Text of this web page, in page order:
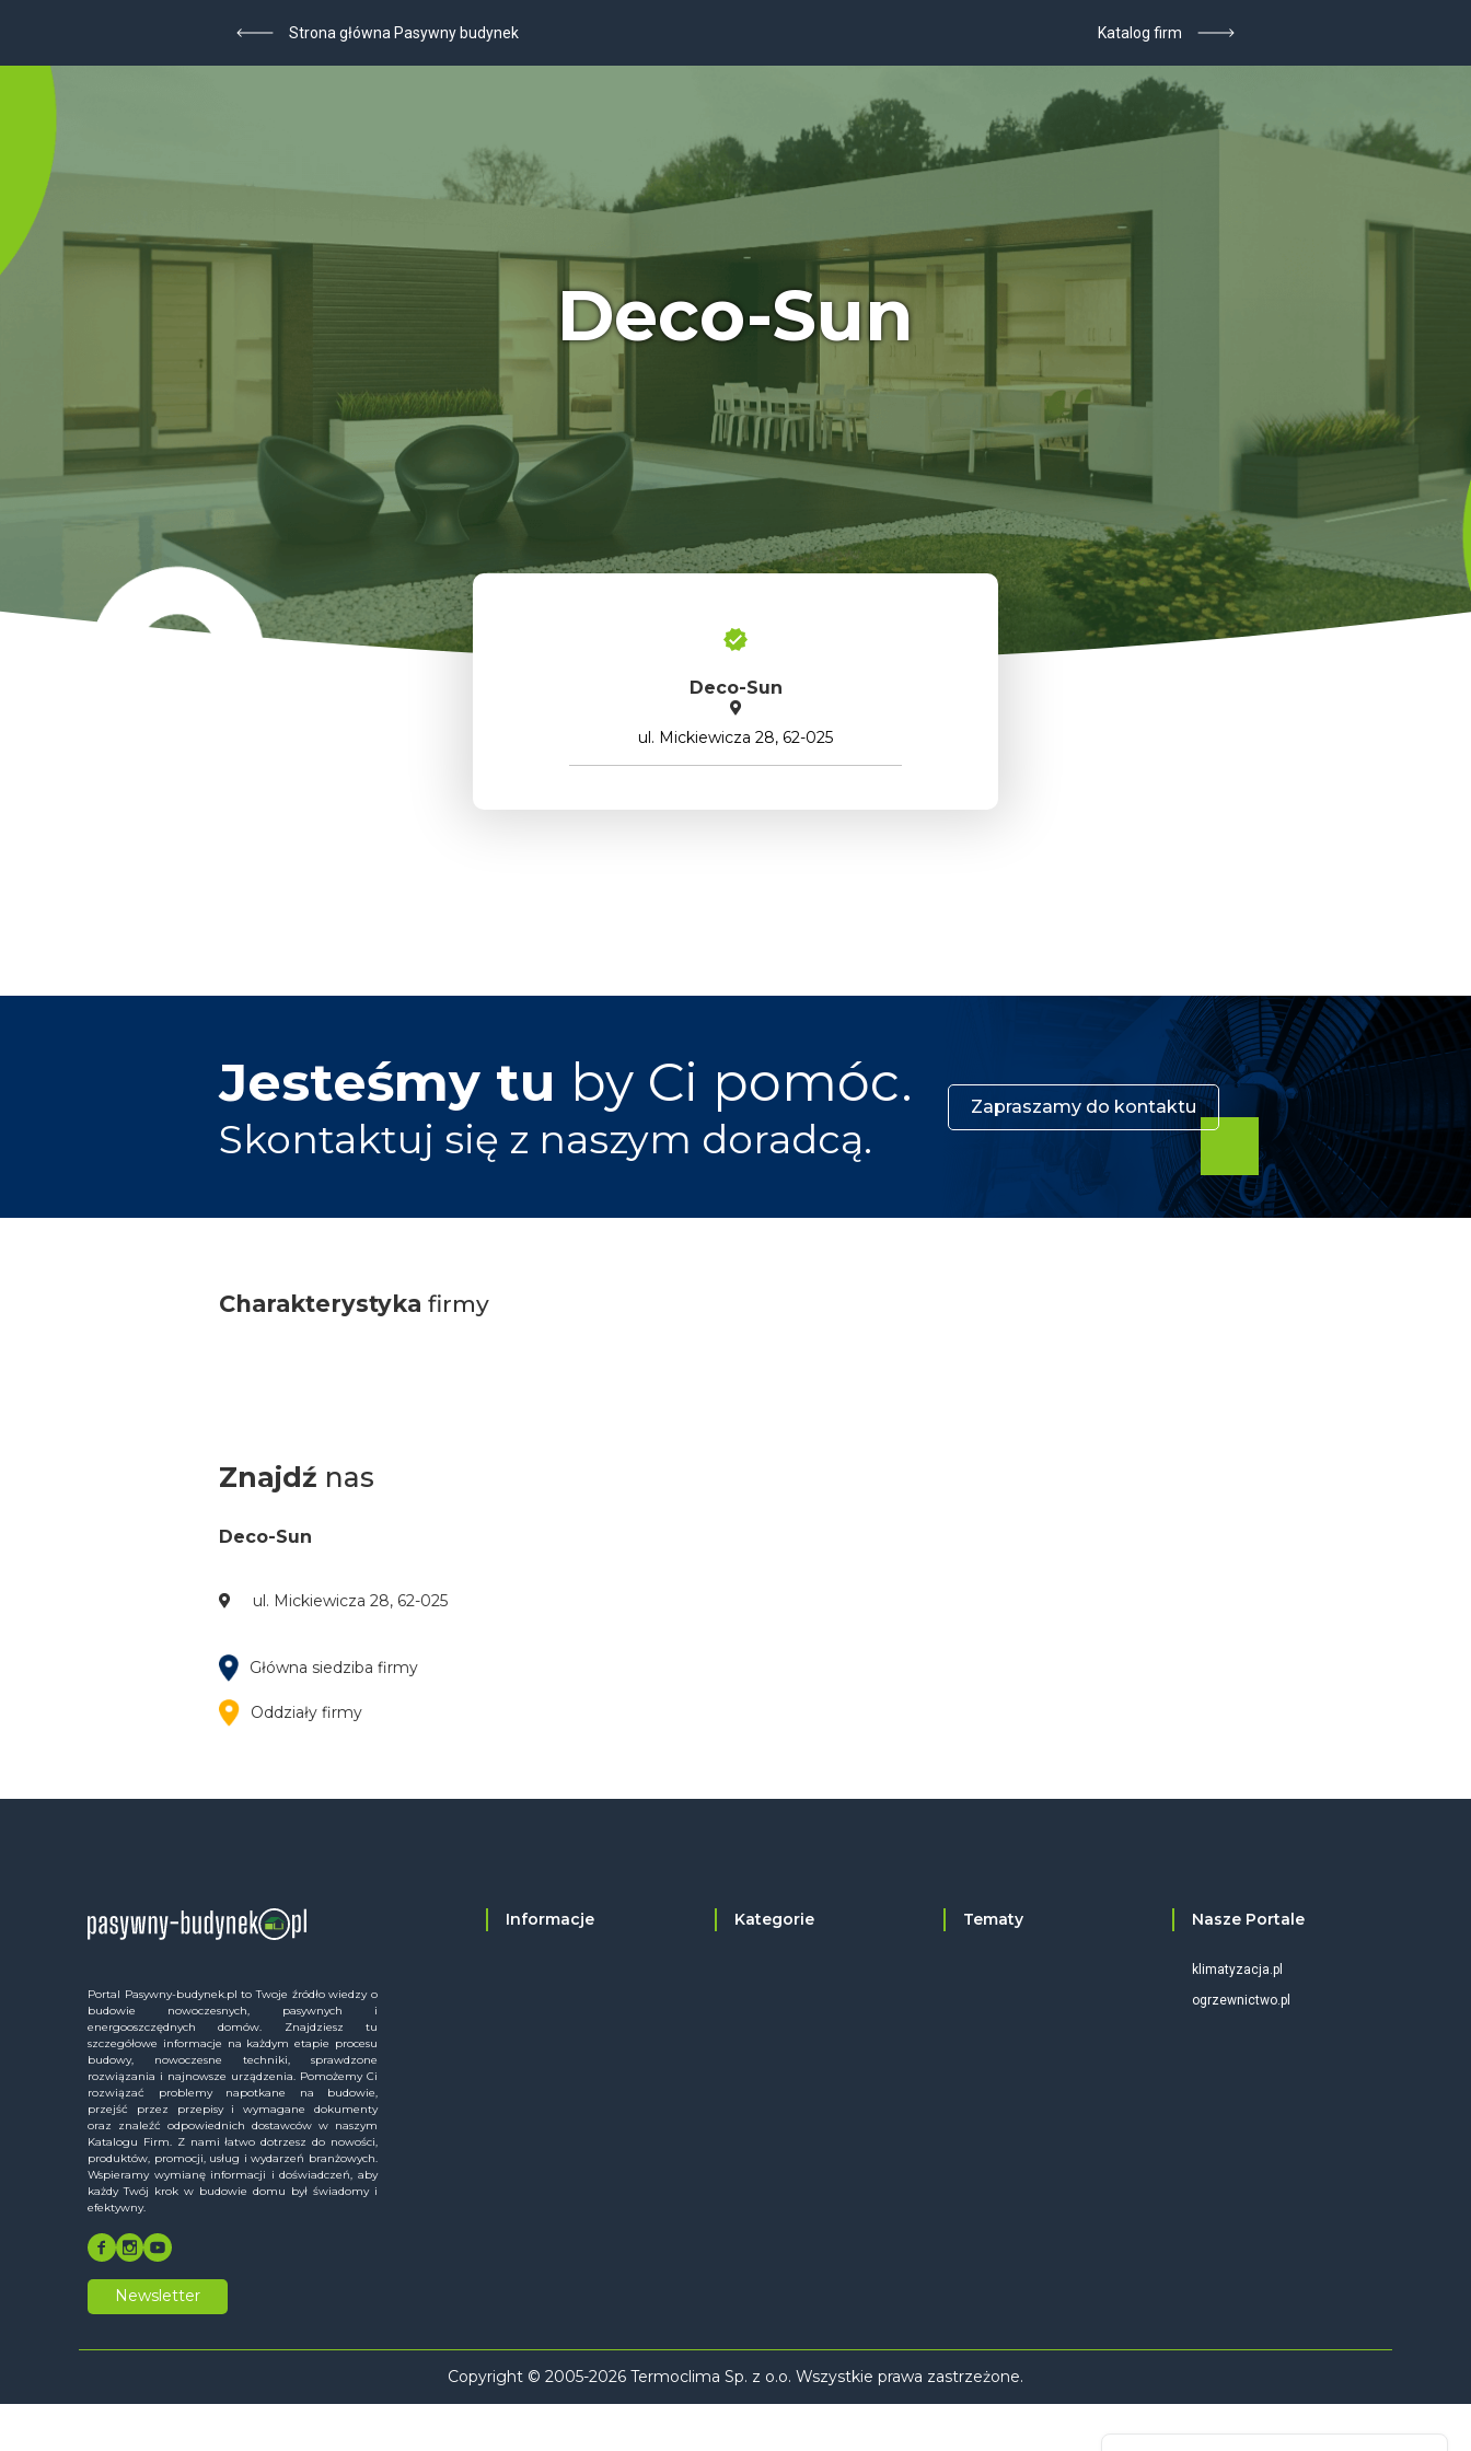
Strona główna Pasywny budynek Katalog firm
Deco-Sun
Deco-Sun
ul. Mickiewicza 28, 62-025
Jesteśmy tu by Ci pomóc.
Skontaktuj się z naszym doradcą.
Zapraszamy do kontaktu
Charakterystyka firmy
Znajdź nas
Deco-Sun
ul. Mickiewicza 28, 62-025
Główna siedziba firmy
Oddziały firmy
Portal Pasywny-budynek.pl to Twoje źródło wiedzy o
budowie nowoczesnych, pasywnych i
energooszczędnych domów. Znajdziesz tu
szczegółowe informacje na każdym etapie procesu
budowy, nowoczesne techniki, sprawdzone
rozwiązania i najnowsze urządzenia. Pomożemy Ci
rozwiązać problemy napotkane na budowie,
przejść przez przepisy i wymagane dokumenty
oraz znaleźć odpowiednich dostawców w naszym
Katalogu Firm. Z nami łatwo dotrzesz do nowości,
produktów, promocji, usług i wydarzeń branżowych.
Wspieramy wymianę informacji i doświadczeń, aby
każdy Twój krok w budowie domu był świadomy i
efektywny.
Newsletter
Informacje Kategorie Tematy Nasze Portale
klimatyzacja.pl
ogrzewnictwo.pl
Copyright © 2005-2026 Termoclima Sp. z o.o. Wszystkie prawa zastrzeżone.